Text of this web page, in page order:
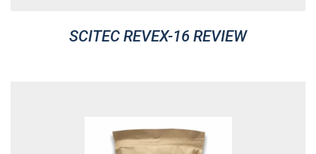
SCITEC REVEX-16 REVIEW